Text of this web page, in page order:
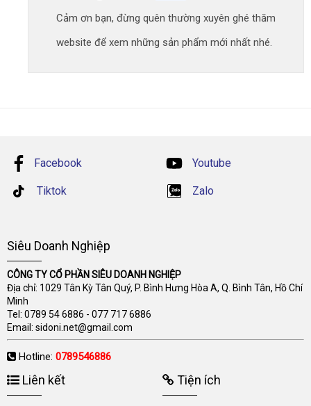
Cảm ơn bạn, đừng quên thường xuyên ghé thăm
website để xem những sản phẩm mới nhất nhé.
Facebook Youtube
Tiktok Zalo
Siêu Doanh Nghiệp
CÔNG TY CỔ PHẦN SIÊU DOANH NGHIỆP
Địa chỉ: 1029 Tân Kỳ Tân Quý, P. Bình Hưng Hòa A, Q. Bình Tân, Hồ Chí
Minh
Tel: 0789 54 6886 - 077 717 6886
Email: sidoni.net@gmail.com
Hotline: 0789546886
Liên kết Tiện ích